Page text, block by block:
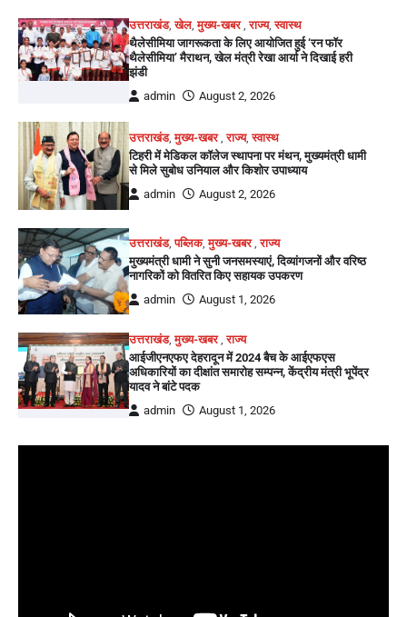
उत्तराखंड,खेल,मुख्य-खबर ,राज्य,स्वास्थ
थैलेसीमिया जागरूकता के लिए आयोजित हुई ‘रन फॉर
थैलेसीमिया’ मैराथन, खेल मंत्री रेखा आर्या ने दिखाई हरी
झंडी
admin
August 2, 2026
उत्तराखंड,मुख्य-खबर ,राज्य,स्वास्थ
टिहरी में मेडिकल कॉलेज स्थापना पर मंथन, मुख्यमंत्री धामी
से मिले सुबोध उनियाल और किशोर उपाध्याय
admin
August 2, 2026
उत्तराखंड,पब्लिक,मुख्य-खबर ,राज्य
मुख्यमंत्री धामी ने सुनी जनसमस्याएं, दिव्यांगजनों और वरिष्ठ
नागरिकों को वितरित किए सहायक उपकरण
admin
August 1, 2026
उत्तराखंड,मुख्य-खबर ,राज्य
आईजीएनएफए देहरादून में 2024 बैच के आईएफएस
अधिकारियों का दीक्षांत समारोह सम्पन्न, केंद्रीय मंत्री भूपेंद्र
यादव ने बांटे पदक
admin
August 1, 2026